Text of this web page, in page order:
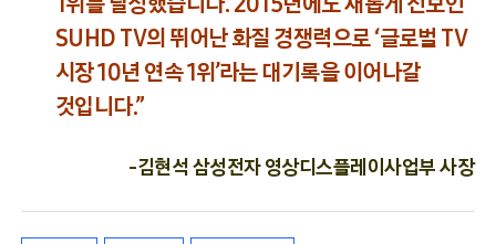
SUHD TV의 뛰어난 화질 경쟁력으로 ‘글로벌 TV
시장 10년 연속 1위’라는 대기록을 이어나갈
것입니다.”
-김현석 삼성전자 영상디스플레이사업부 사장